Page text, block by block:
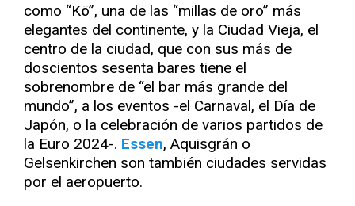
como “Kö”, una de las “millas de oro” más
elegantes del continente, y la Ciudad Vieja, el
centro de la ciudad, que con sus más de
doscientos sesenta bares tiene el
sobrenombre de “el bar más grande del
mundo”, a los eventos -el Carnaval, el Día de
Japón, o la celebración de varios partidos de
la Euro 2024-. Essen, Aquisgrán o
Gelsenkirchen son también ciudades servidas
por el aeropuerto.